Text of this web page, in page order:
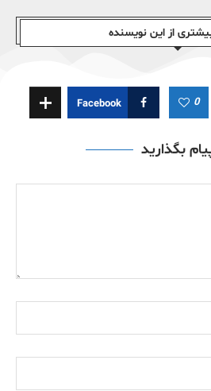
از این نویسندە
0
Facebook
بگذارید